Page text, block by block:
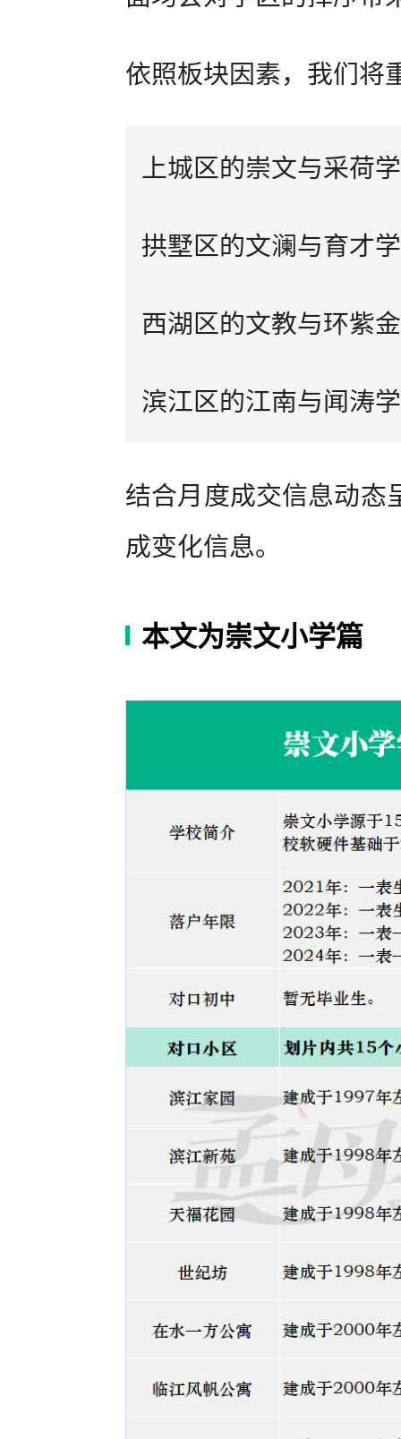
依照板块因素，我们将
上城区的崇文与采荷
拱墅区的文澜与育才
西湖区的文教与环紫
滨江区的江南与闻涛
结合月度成交信息动态
成变化信息。
本文为崇文小学篇